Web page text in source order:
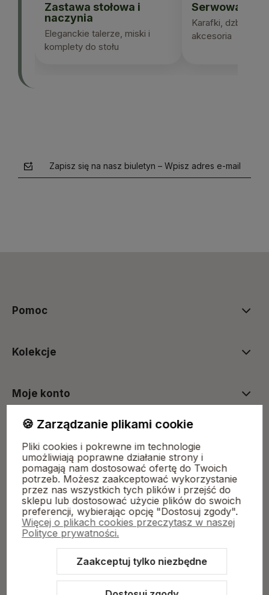
Zastawa stołowa i
naczynia
Eleganckie talerze, miski i
komplety do stołu
Serwowanie
Karafki, dzbanki,
akcesoria
Zapisz się na nasz biuletyn – Wpisz adres e-mail
Pomoc
Kolekcje
Moje konto
Płatności i dostawa
O nas
Sklep internetowy Shoper.pl Szablon Shoper Modern 3.0™
🍪 Zarządzanie plikami cookie
Pliki cookies i pokrewne im technologie
umożliwiają poprawne działanie strony i
pomagają nam dostosować ofertę do Twoich
potrzeb. Możesz zaakceptować wykorzystanie
przez nas wszystkich tych plików i przejść do
sklepu lub dostosować użycie plików do swoich
preferencji, wybierając opcję "Dostosuj zgody".
Więcej o plikach cookies przeczytasz w naszej
Polityce prywatności.
Zaakceptuj tylko niezbędne